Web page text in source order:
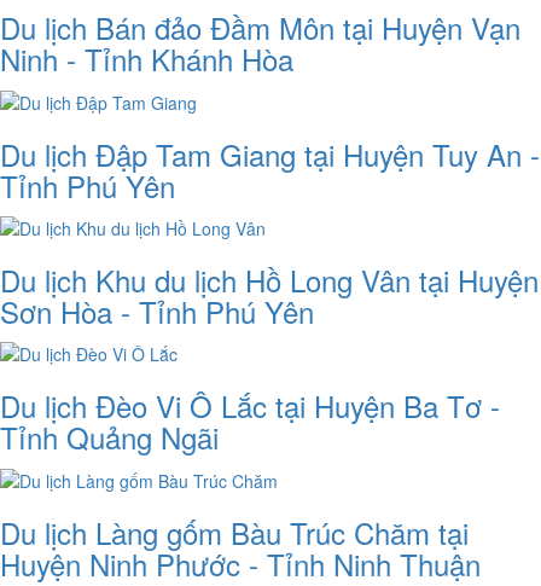
Du lịch Bán đảo Đầm Môn tại Huyện Vạn
Ninh - Tỉnh Khánh Hòa
Du lịch Đập Tam Giang tại Huyện Tuy An -
Tỉnh Phú Yên
Du lịch Khu du lịch Hồ Long Vân tại Huyện
Sơn Hòa - Tỉnh Phú Yên
Du lịch Đèo Vi Ô Lắc tại Huyện Ba Tơ -
Tỉnh Quảng Ngãi
Du lịch Làng gốm Bàu Trúc Chăm tại
Huyện Ninh Phước - Tỉnh Ninh Thuận